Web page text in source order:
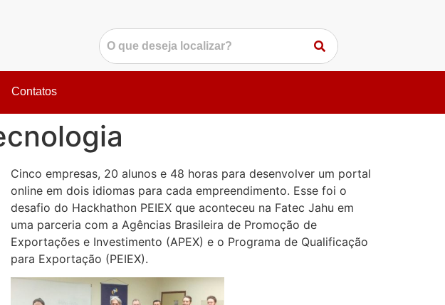
Contatos
Cinco empresas, 20 alunos e 48 horas para desenvolver um portal
online em dois idiomas para cada empreendimento. Esse foi o
desafio do Hackhathon PEIEX que aconteceu na Fatec Jahu em
uma parceria com a Agências Brasileira de Promoção de
Exportações e Investimento (APEX) e o Programa de Qualificação
para Exportação (PEIEX).